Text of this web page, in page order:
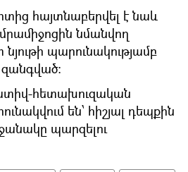
հայտնաբերվել է նաև
նմանվող
պարունակությամբ
հետախուզական
են՝ հիշյալ դեպքին
պարզելու